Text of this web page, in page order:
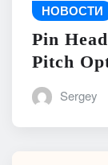
НОВОСТИ
Pin
Pitch
Sergey